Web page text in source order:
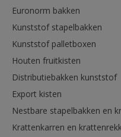
Euronorm bakken
Kunststof stapelbakken
Kunststof palletboxen
Houten fruitkisten
Distributiebakken kunststof
Export kisten
Nestbare stapelbakken en
Krattenkarren en